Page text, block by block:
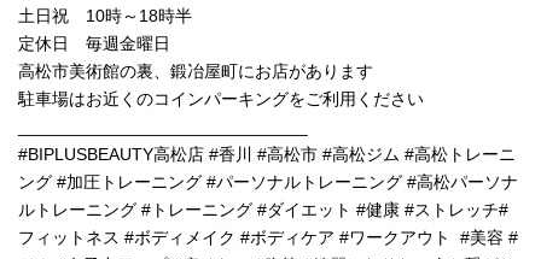
土日祝 10時～18時半
定休日 毎週金曜日
高松市美術館の裏、鍛冶屋町にお店があります
駐車場はお近くのコインパーキングをご利用ください
#BIPLUSBEAUTY高松店 #香川 #高松市 #高松ジム #高松トレーニ
ング #加圧トレーニング #パーソナルトレーニング #高松パーソナ
ルトレーニング #トレーニング #ダイエット #健康 #ストレッチ#
フィットネス #ボディメイク #ボディケア #ワークアウト #美容 #